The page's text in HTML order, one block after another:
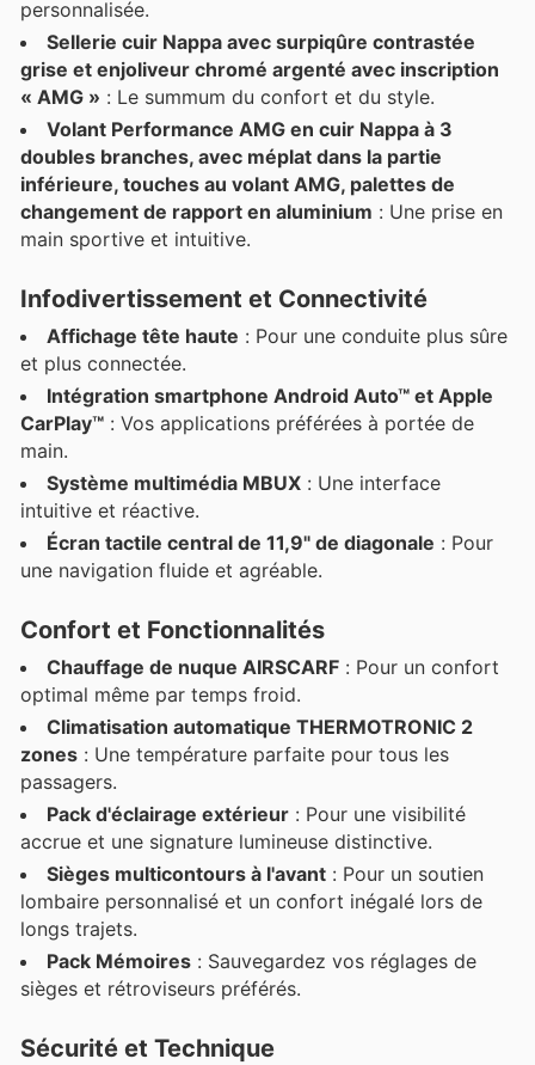
personnalisée.
Sellerie cuir Nappa avec surpiqûre contrastée
grise et enjoliveur chromé argenté avec inscription
« AMG » : Le summum du confort et du style.
Volant Performance AMG en cuir Nappa à 3
doubles branches, avec méplat dans la partie
inférieure, touches au volant AMG, palettes de
changement de rapport en aluminium : Une prise en
main sportive et intuitive.
Infodivertissement et Connectivité
Affichage tête haute : Pour une conduite plus sûre
et plus connectée.
Intégration smartphone Android Auto™ et Apple
CarPlay™ : Vos applications préférées à portée de
main.
Système multimédia MBUX : Une interface
intuitive et réactive.
Écran tactile central de 11,9" de diagonale : Pour
une navigation fluide et agréable.
Confort et Fonctionnalités
Chauffage de nuque AIRSCARF : Pour un confort
optimal même par temps froid.
Climatisation automatique THERMOTRONIC 2
zones : Une température parfaite pour tous les
passagers.
Pack d'éclairage extérieur : Pour une visibilité
accrue et une signature lumineuse distinctive.
Sièges multicontours à l'avant : Pour un soutien
lombaire personnalisé et un confort inégalé lors de
longs trajets.
Pack Mémoires : Sauvegardez vos réglages de
sièges et rétroviseurs préférés.
Sécurité et Technique